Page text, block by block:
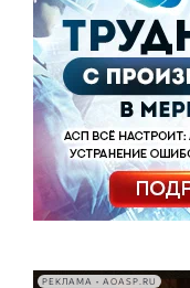
РЕКЛАМА • AOASP.RU